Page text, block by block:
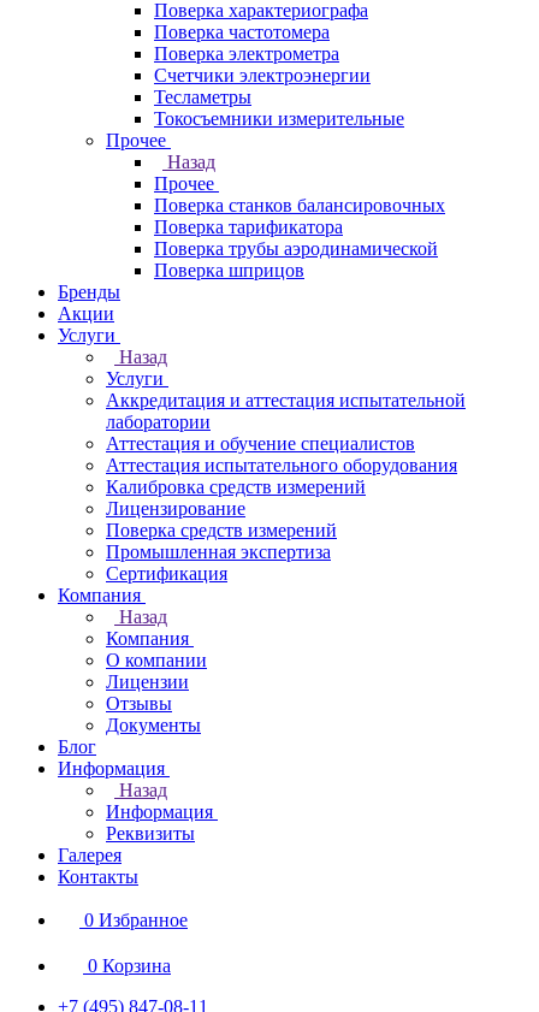
Поверка характериографа
Поверка частотомера
Поверка электрометра
Счетчики электроэнергии
Тесламетры
Токосъемники измерительные
Прочее
Назад
Прочее
Поверка станков балансировочных
Поверка тарификатора
Поверка трубы аэродинамической
Поверка шприцов
Бренды
Акции
Услуги
Назад
Услуги
Аккредитация и аттестация испытательной
лаборатории
Аттестация и обучение специалистов
Аттестация испытательного оборудования
Калибровка средств измерений
Лицензирование
Поверка средств измерений
Промышленная экспертиза
Сертификация
Компания
Назад
Компания
О компании
Лицензии
Отзывы
Документы
Блог
Информация
Назад
Информация
Реквизиты
Галерея
Контакты
0 Избранное
0 Корзина
+7 (495) 847-08-11